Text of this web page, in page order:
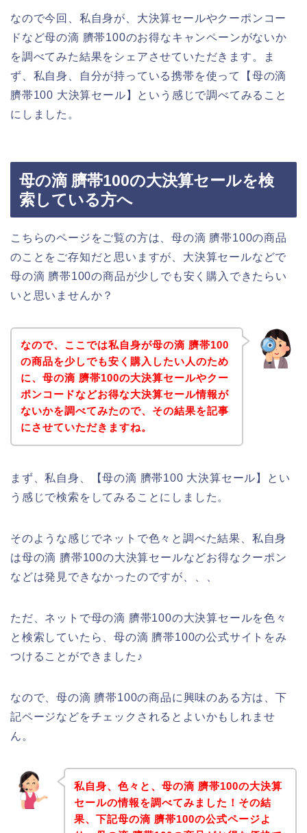
なので今回、私自身が、大決算セールやクーポンコー
ドなど母の滴 臍帯100のお得なキャンペーンがないか
を調べてみた結果をシェアさせていただきます。ま
ず、私自身、自分が持っている携帯を使って【母の滴
臍帯100 大決算セール】という感じで調べてみること
にしました。
母の滴 臍帯100の大決算セールを検
索している方へ
こちらのページをご覧の方は、母の滴 臍帯100の商品
のことをご存知だと思いますが、大決算セールなどで
母の滴 臍帯100の商品が少しでも安く購入できたらい
いと思いませんか？
なので、ここでは私自身が母の滴 臍帯100
の商品を少しでも安く購入したい人のため
に、母の滴 臍帯100の大決算セールやクー
ポンコードなどお得な大決算セール情報が
ないかを調べてみたので、その結果を記事
にさせていただきますね。
まず、私自身、【母の滴 臍帯100 大決算セール】とい
う感じで検索をしてみることにしました。
そのような感じでネットで色々と調べた結果、私自身
は母の滴 臍帯100の大決算セールなどお得なクーポン
などは発見できなかったのですが、、、
ただ、ネットで母の滴 臍帯100の大決算セールを色々
と検索していたら、母の滴 臍帯100の公式サイトをみ
つけることができました♪
なので、母の滴 臍帯100の商品に興味のある方は、下
記ページなどをチェックされるとよいかもしれませ
ん。
私自身、色々と、母の滴 臍帯100の大決算
セールの情報を調べてみました！その結
果、下記母の滴 臍帯100の公式ページよ